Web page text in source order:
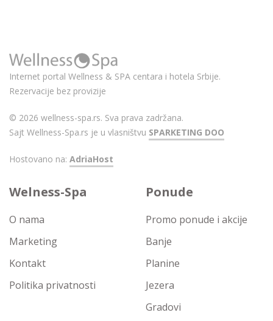
Internet portal Wellness & SPA centara i hotela Srbije.
Rezervacije bez provizije
© 2026 wellness-spa.rs. Sva prava zadržana.
Sajt Wellness-Spa.rs je u vlasništvu SPARKETING DOO
Hostovano na: AdriaHost
Welness-Spa
O nama
Marketing
Kontakt
Politika privatnosti
Ponude
Promo ponude i akcije
Banje
Planine
Jezera
Gradovi